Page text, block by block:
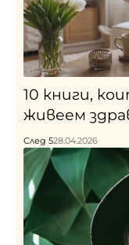
10 книги,
живеем
След 528.04.2026